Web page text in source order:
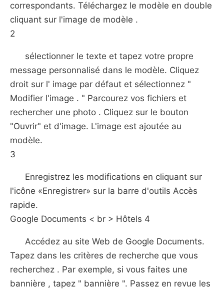
correspondants. Téléchargez le modèle en double
cliquant sur l'image de modèle .
2
sélectionner le texte et tapez votre propre
message personnalisé dans le modèle. Cliquez
droit sur l' image par défaut et sélectionnez "
Modifier l'image . " Parcourez vos fichiers et
rechercher une photo . Cliquez sur le bouton
"Ouvrir" et d'image. L'image est ajoutée au
modèle.
3
Enregistrez les modifications en cliquant sur
l'icône «Enregistrer» sur la barre d'outils Accès
rapide.
Google Documents < br > Hôtels 4
Accédez au site Web de Google Documents.
Tapez dans les critères de recherche que vous
recherchez . Par exemple, si vous faites une
bannière , tapez " bannière ". Passez en revue les